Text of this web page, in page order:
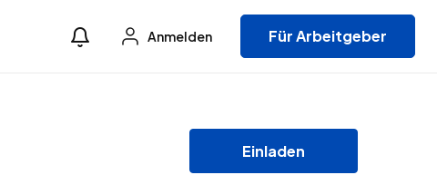
Anmelden Für Arbeitgeber
Einladen